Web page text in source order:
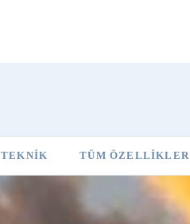
TEKNIK TÜM ÖZELLIKLER